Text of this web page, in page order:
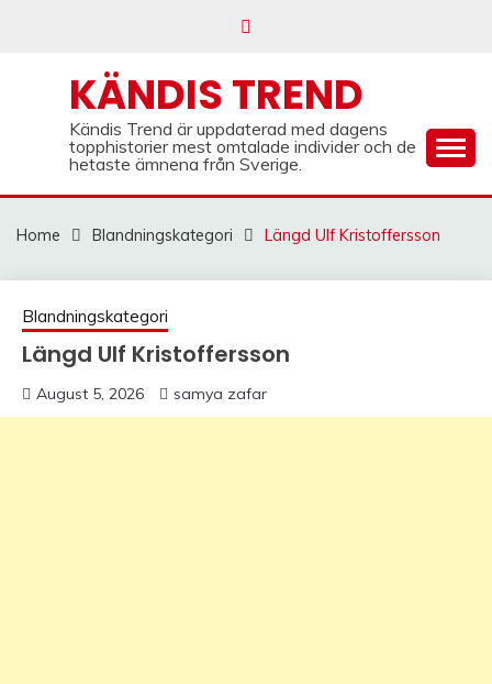
KÄNDIS TREND
Kändis Trend är uppdaterad med dagens
topphistorier mest omtalade individer och de
hetaste ämnena från Sverige.
Home Blandningskategori Längd Ulf Kristoffersson
Blandningskategori
Längd Ulf Kristoffersson
August 5, 2026 samya zafar